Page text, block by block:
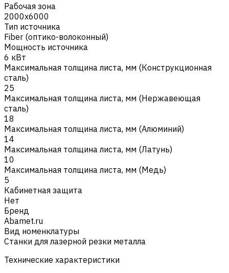
Рабочая зона
2000x6000
Тип источника
Fiber (оптико-волоконный)
Мощность источника
6 кВт
Максимальная толщина листа, мм (Конструкционная
cталь)
25
Максимальная толщина листа, мм (Нержавеющая
сталь)
18
Максимальная толщина листа, мм (Алюминий)
14
Максимальная толщина листа, мм (Латунь)
10
Максимальная толщина листа, мм (Медь)
5
Кабинетная защита
Нет
Бренд
Abamet.ru
Вид номенклатуры
Станки для лазерной резки металла
Технические характеристики